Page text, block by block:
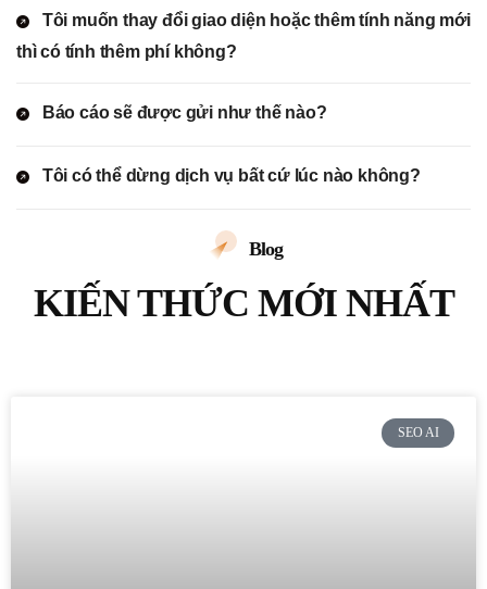
Tôi muốn thay đổi giao diện hoặc thêm tính năng mới
thì có tính thêm phí không?
Báo cáo sẽ được gửi như thế nào?
Tôi có thể dừng dịch vụ bất cứ lúc nào không?
Blog
KIẾN THỨC MỚI NHẤT
SEO AI